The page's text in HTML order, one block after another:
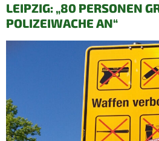
LEIPZIG: „80 PERSONEN
POLIZEIWACHE AN“